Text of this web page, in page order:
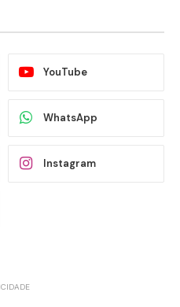
YouTube
WhatsApp
Instagram